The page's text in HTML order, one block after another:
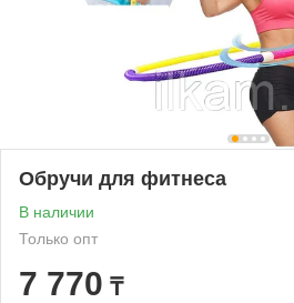
Обручи для фитнеса
В наличии
Только опт
7 770 ₸